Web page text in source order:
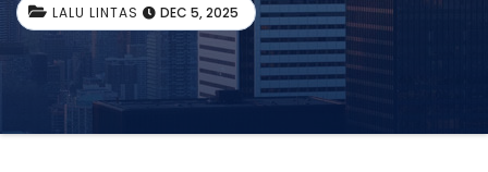
LALU LINTAS DEC 5, 2025